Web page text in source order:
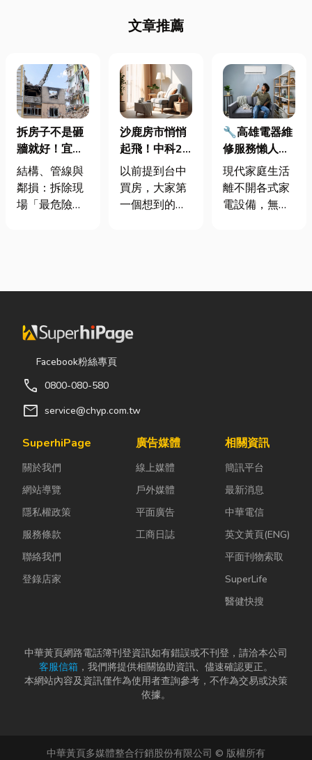
文章推薦
拆房子不是砸
牆就好！宜蘭
裝潢拆除、水
泥切割施工前
必看的避坑指
結構、管線與
鄰損：拆除現
場「最危險的
混亂的環境
有三件事情如
果沒做好，最
容易發生嚴重
清「主力
牆」，盲目亂
陷： 這是老屋
的致命錯
誤。...
沙鹿房市悄悄
起飛！中科2
期＋台積電效
應發酵，現在
很多人開始看
以前提到台中
買房，大家第
一個想到的大
度越來越高
多人實際到沙
以前不一樣
通變方便，生
越成熟，加上
🔧高雄電器維
修服務懶人包
｜冷氣、冰
箱、洗衣機專
業維修
現代家庭生活
離不開各式家
電設備，無論
還是每天幫助
僅能快速排除
長家電使用壽
命，降...
Facebook粉絲專頁
call 0800-080-580
mail service@chyp.com.tw
SuperhiPage
關於我們
網站導覽
隱私權政策
服務條款
聯絡我們
登錄店家
廣告媒體
線上媒體
戶外媒體
平面廣告
工商日誌
相關資訊
簡訊平台
最新消息
中華電信
英文黃頁(ENG)
平面刊物索取
SuperLife
醫健快搜
中華黃頁網路電話簿刊登資訊如有錯誤或不刊登，請洽本公司
客服信箱 ，我們將提供相關協助資訊、儘速確認更正。
本網站內容及資訊僅作為使用者查詢參考，不作為交易或決策
依據。
中華黃頁多媒體整合行銷股份有限公司 © 版權所有